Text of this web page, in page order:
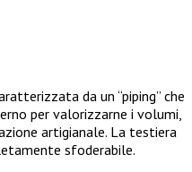
da un “piping” che
per valorizzarne i volumi,
artigianale. La testiera
sfoderabile.